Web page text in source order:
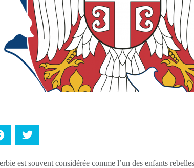
Facebook
est souvent considérée comme l’un des enfants